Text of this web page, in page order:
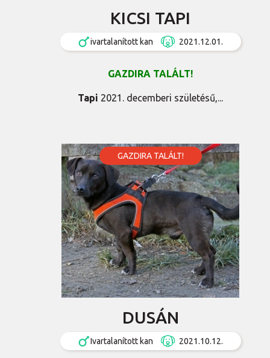
KICSI TAPI
ivartalanított kan 2021.12.01.
GAZDIRA TALÁLT!
Tapi 2021. decemberi születésű,...
GAZDIRA TALÁLT!
DUSÁN
Ivartalanított kan 2021.10.12.